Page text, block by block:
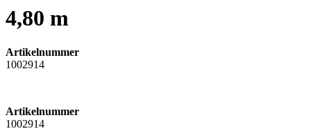
4,80 m
Artikelnummer
1002914
Artikelnummer
1002914